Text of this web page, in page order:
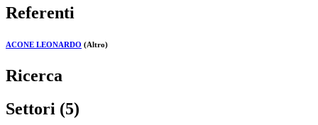
Referenti
ACONE LEONARDO (Altro)
Ricerca
Settori (5)